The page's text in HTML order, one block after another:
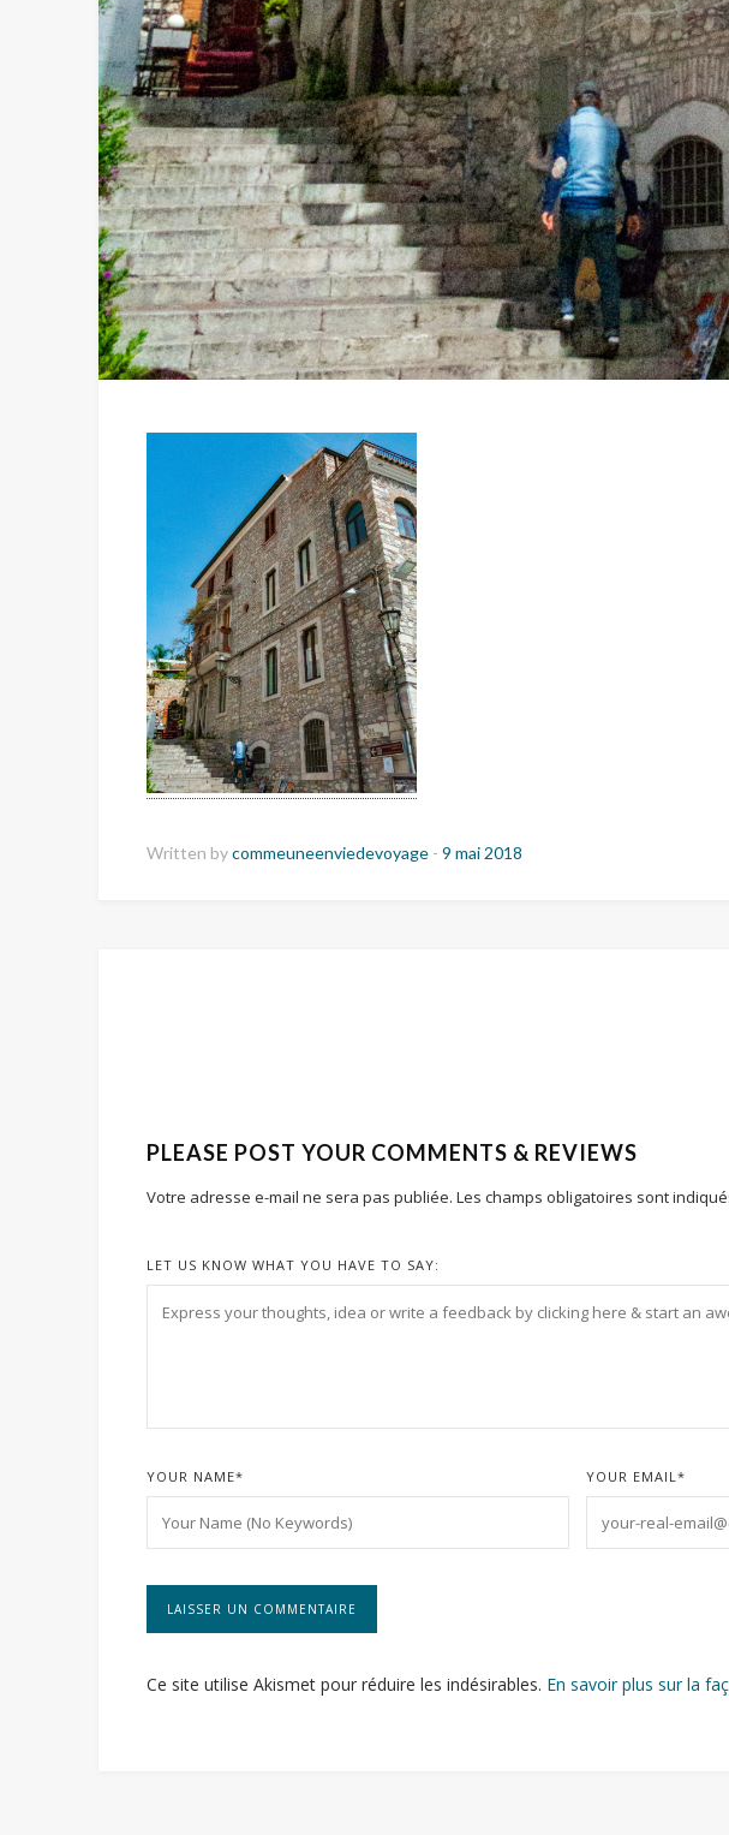
Written bycommeuneenviedevoyage - 9 mai 2018
PLEASE POST YOUR COMMENTS & REVIEWS
Votre adresse e-mail ne sera pas publiée. Les champs obligatoires sont
LET US KNOW WHAT YOU HAVE TO SAY:
YOUR NAME* YOUR EMAIL *
Ce site utilise Akismet pour réduire les indésirables. En savoir plus sur la